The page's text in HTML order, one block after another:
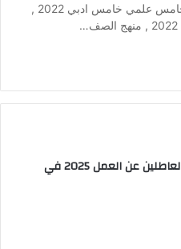
تحميل كتاب التربية الاسلامية صف خامس علمي خامس ادبي 2022 ,
رابط استمارة العاطلين عن العمل 2025 في